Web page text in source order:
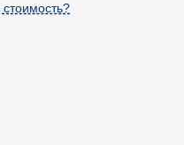
стоимость?